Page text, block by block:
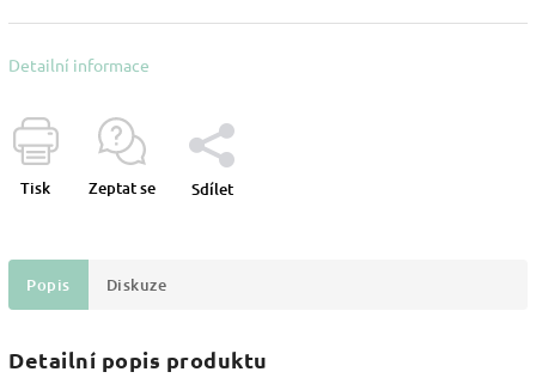
Detailní informace
Tisk Zeptat se Sdílet
Popis Diskuze
Detailní popis produktu